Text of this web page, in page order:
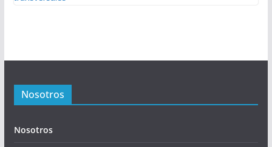
Nosotros
Nosotros